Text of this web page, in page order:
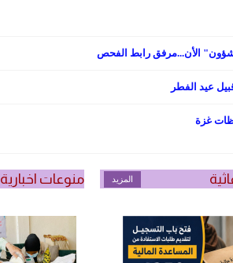
الأن...مرفق رابط الفحص
عيد الفطر
غزة
المزيد منوعات اخبارية